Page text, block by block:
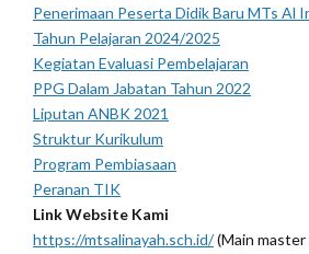
Penerimaan Peserta Didik Baru MTs Al
Tahun Pelajaran 2024/2025
Kegiatan Evaluasi Pembelajaran
PPG Dalam Jabatan Tahun 2022
Liputan ANBK 2021
Struktur Kurikulum
Program Pembiasaan
Peranan TIK
Link Website Kami
https://mtsalinayah.sch.id/(Main master